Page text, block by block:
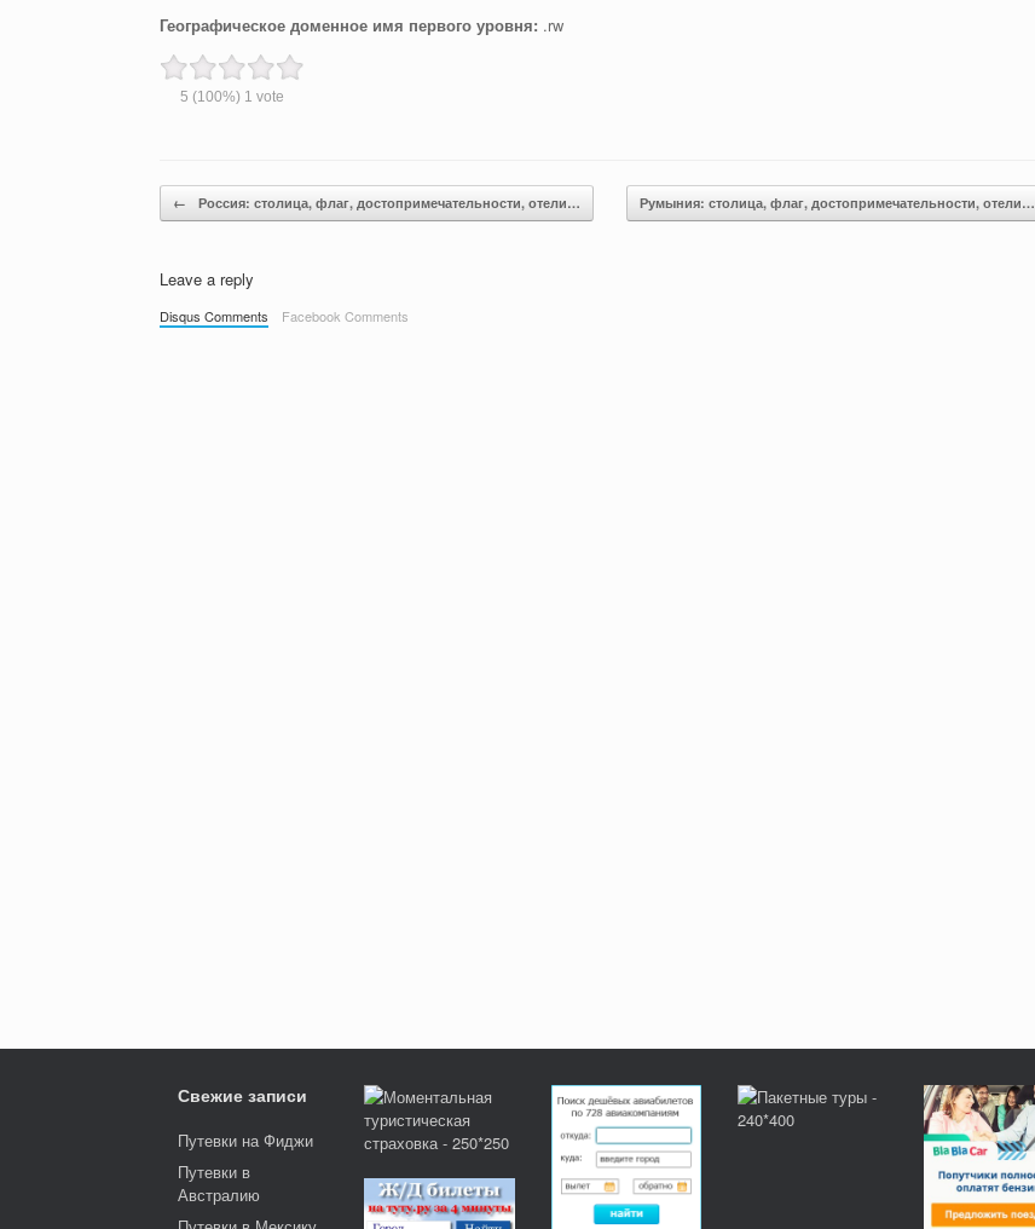
Географическое доменное имя первого уровня: .rw
5 (100%) 1 vote
Post navigation
← Россия: столица, флаг, достопримечательности, отели… Румыния: столица, флаг, достопримечательности, отели…
Leave a reply
Disqus Comments Facebook Comments
Свежие записи
Путевки на Фиджи
Путевки в
Австралию